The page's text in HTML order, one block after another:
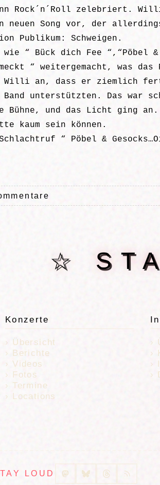
Rock´n´Roll zelebriert.
neuen Song vor, der
Publikum: Schweigen.
wie “ Bück dich Fee “,“Pöbel
“ weitergemacht, was
Willi an, dass er ziemlich
Band unterstützten. Das war
Bühne, und das Licht ging
kaum sein können.
“ Pöbel &
☆
Konzerte
Übersicht
Berichte
Videos
Fotos
Termine
Locations
LOUD